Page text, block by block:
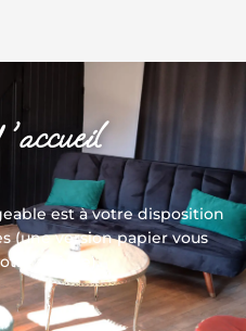
est à votre disposition
(une version papier vous
arrivée).